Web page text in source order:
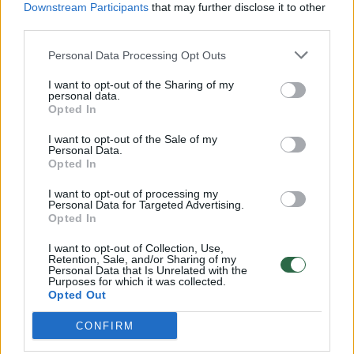
Downstream Participants that may further disclose it to other
Personal Data Processing Opt Outs
I want to opt-out of the Sharing of my
personal data.
Opted In
I want to opt-out of the Sale of my
Personal Data.
Opted In
I want to opt-out of processing my
Personal Data for Targeted Advertising.
Opted In
I want to opt-out of Collection, Use,
Retention, Sale, and/or Sharing of my
Personal Data that Is Unrelated with the
Purposes for which it was collected.
Opted Out
CONFIRM
00:00:57
32 laipsnių šilumos
Žinios | Orai
Nufilmavo, kaip patvino Vilniaus Vakarinis aplinkkelis:
vaizdas pribloškia
dvi moteris
Žinios | Lietuvos diena